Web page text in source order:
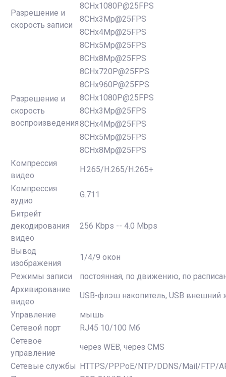
Разрешение и
скорость записи
8CHx1080P@25FPS
8CHx3Mp@25FPS
8CHx4Mp@25FPS
8CHx5Mp@25FPS
8CHx8Mp@25FPS
Разрешение и
скорость
воспроизведения
8CHx720P@25FPS
8CHx960P@25FPS
8CHx1080P@25FPS
8CHx3Mp@25FPS
8CHx4Mp@25FPS
8CHx5Mp@25FPS
8CHx8Mp@25FPS
Компрессия
видео
H.265/H.265/H.265+
Компрессия
аудио
G.711
Битрейт
декодирования
видео
256 Kbps -- 4.0 Mbps
Вывод
изображения
1/4/9 окон
Режимы записи
постоянная, по движению, по
Архивирование
видео
USB-флэш накопитель, USB внешний
Управление
мышь
Сетевой порт
RJ45 10/100 Мб
Сетевое
управление
через WEB, через CMS
Сетевые службы HTTPS/PPPoE/NTP/DDNS/Mail/FTP/